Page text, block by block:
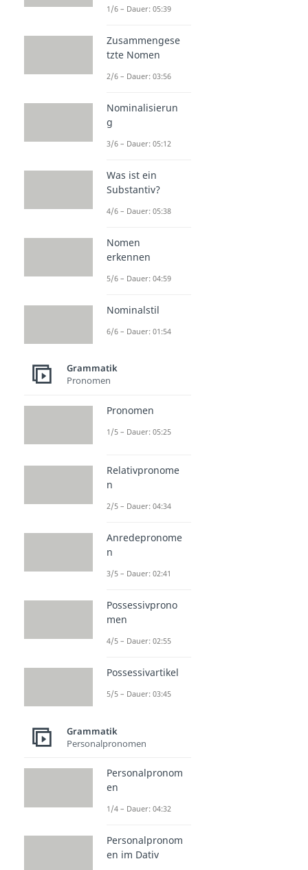
1/6 – Dauer: 05:39
Zusammengese
tzte Nomen
2/6 – Dauer: 03:56
Nominalisierun
g
3/6 – Dauer: 05:12
Was ist ein
Substantiv?
4/6 – Dauer: 05:38
Nomen
erkennen
5/6 – Dauer: 04:59
Nominalstil
6/6 – Dauer: 01:54
Grammatik
Pronomen
Pronomen
1/5 – Dauer: 05:25
Relativpronome
n
2/5 – Dauer: 04:34
Anredepronome
n
3/5 – Dauer: 02:41
Possessivprono
men
4/5 – Dauer: 02:55
Possessivartikel
5/5 – Dauer: 03:45
Grammatik
Personalpronomen
Personalpronom
en
1/4 – Dauer: 04:32
Personalpronom
en im Dativ